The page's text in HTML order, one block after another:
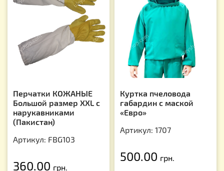
Перчатки КОЖАНЫЕ
Большой размер XXL с
нарукавниками
(Пакистан)
Артикул: FBG103
360.00 грн.
Куртка пчеловода
габардин с маской
«Евро»
Артикул: 1707
500.00 грн.